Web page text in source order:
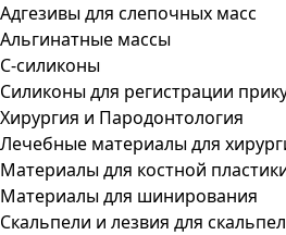
Адгезивы для слепочных масс
Альгинатные массы
С-силиконы
Силиконы для регистрации
Хирургия и Пародонтология
Лечебные материалы для
Материалы для костной
Материалы для шинирования
Скальпели и лезвия для